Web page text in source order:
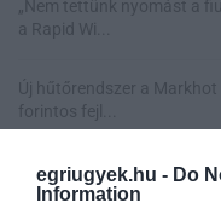
egriugyek.hu - Do
Information
„Nem tettünk nyomást a
a Rapid Wi...
Új hűtőrendszer a
forintos fejl...
Eloltották a tüzet
sikerült megf...